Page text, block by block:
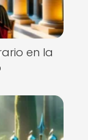
en la